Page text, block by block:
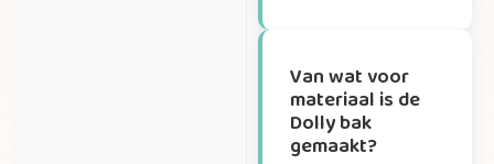
Van wat voor
materiaal is de
Dolly bak
gemaakt?